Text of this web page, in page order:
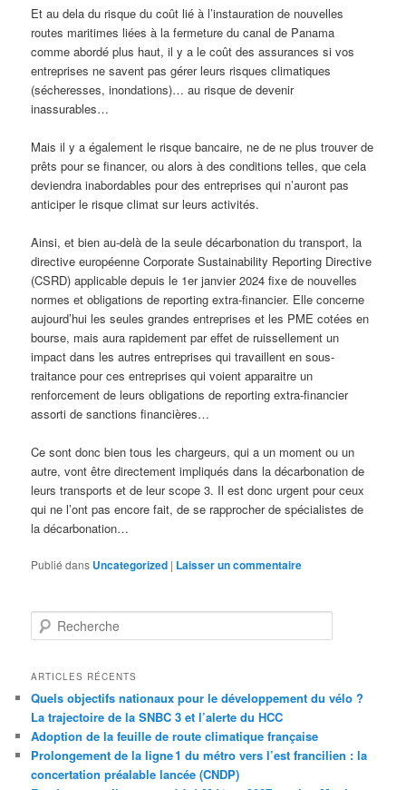
Et au dela du risque du coût lié à l’instauration de nouvelles
routes maritimes liées à la fermeture du canal de Panama
comme abordé plus haut, il y a le coût des assurances si vos
entreprises ne savent pas gérer leurs risques climatiques
(sécheresses, inondations)… au risque de devenir
inassurables…
Mais il y a également le risque bancaire, ne de ne plus trouver de
prêts pour se financer, ou alors à des conditions telles, que cela
deviendra inabordables pour des entreprises qui n’auront pas
anticiper le risque climat sur leurs activités.
Ainsi, et bien au-delà de la seule décarbonation du transport, la
directive européenne Corporate Sustainability Reporting Directive
(CSRD) applicable depuis le 1er janvier 2024 fixe de nouvelles
normes et obligations de reporting extra-financier. Elle concerne
aujourd’hui les seules grandes entreprises et les PME cotées en
bourse, mais aura rapidement par effet de ruissellement un
impact dans les autres entreprises qui travaillent en sous-
traitance pour ces entreprises qui voient apparaitre un
renforcement de leurs obligations de reporting extra-financier
assorti de sanctions financières…
Ce sont donc bien tous les chargeurs, qui a un moment ou un
autre, vont être directement impliqués dans la décarbonation de
leurs transports et de leur scope 3. Il est donc urgent pour ceux
qui ne l’ont pas encore fait, de se rapprocher de spécialistes de
la décarbonation…
Publié dans Uncategorized | Laisser un commentaire
e
h
r
c
h
e
ARTICLES RÉCENTS
Quels objectifs nationaux pour le développement du vélo ?
La trajectoire de la SNBC 3 et l’alerte du HCC
Adoption de la feuille de route climatique française
Prolongement de la ligne 1 du métro vers l’est francilien : la
concertation préalable lancée (CNDP)